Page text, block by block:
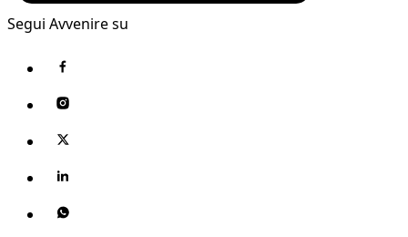
Segui Avvenire su